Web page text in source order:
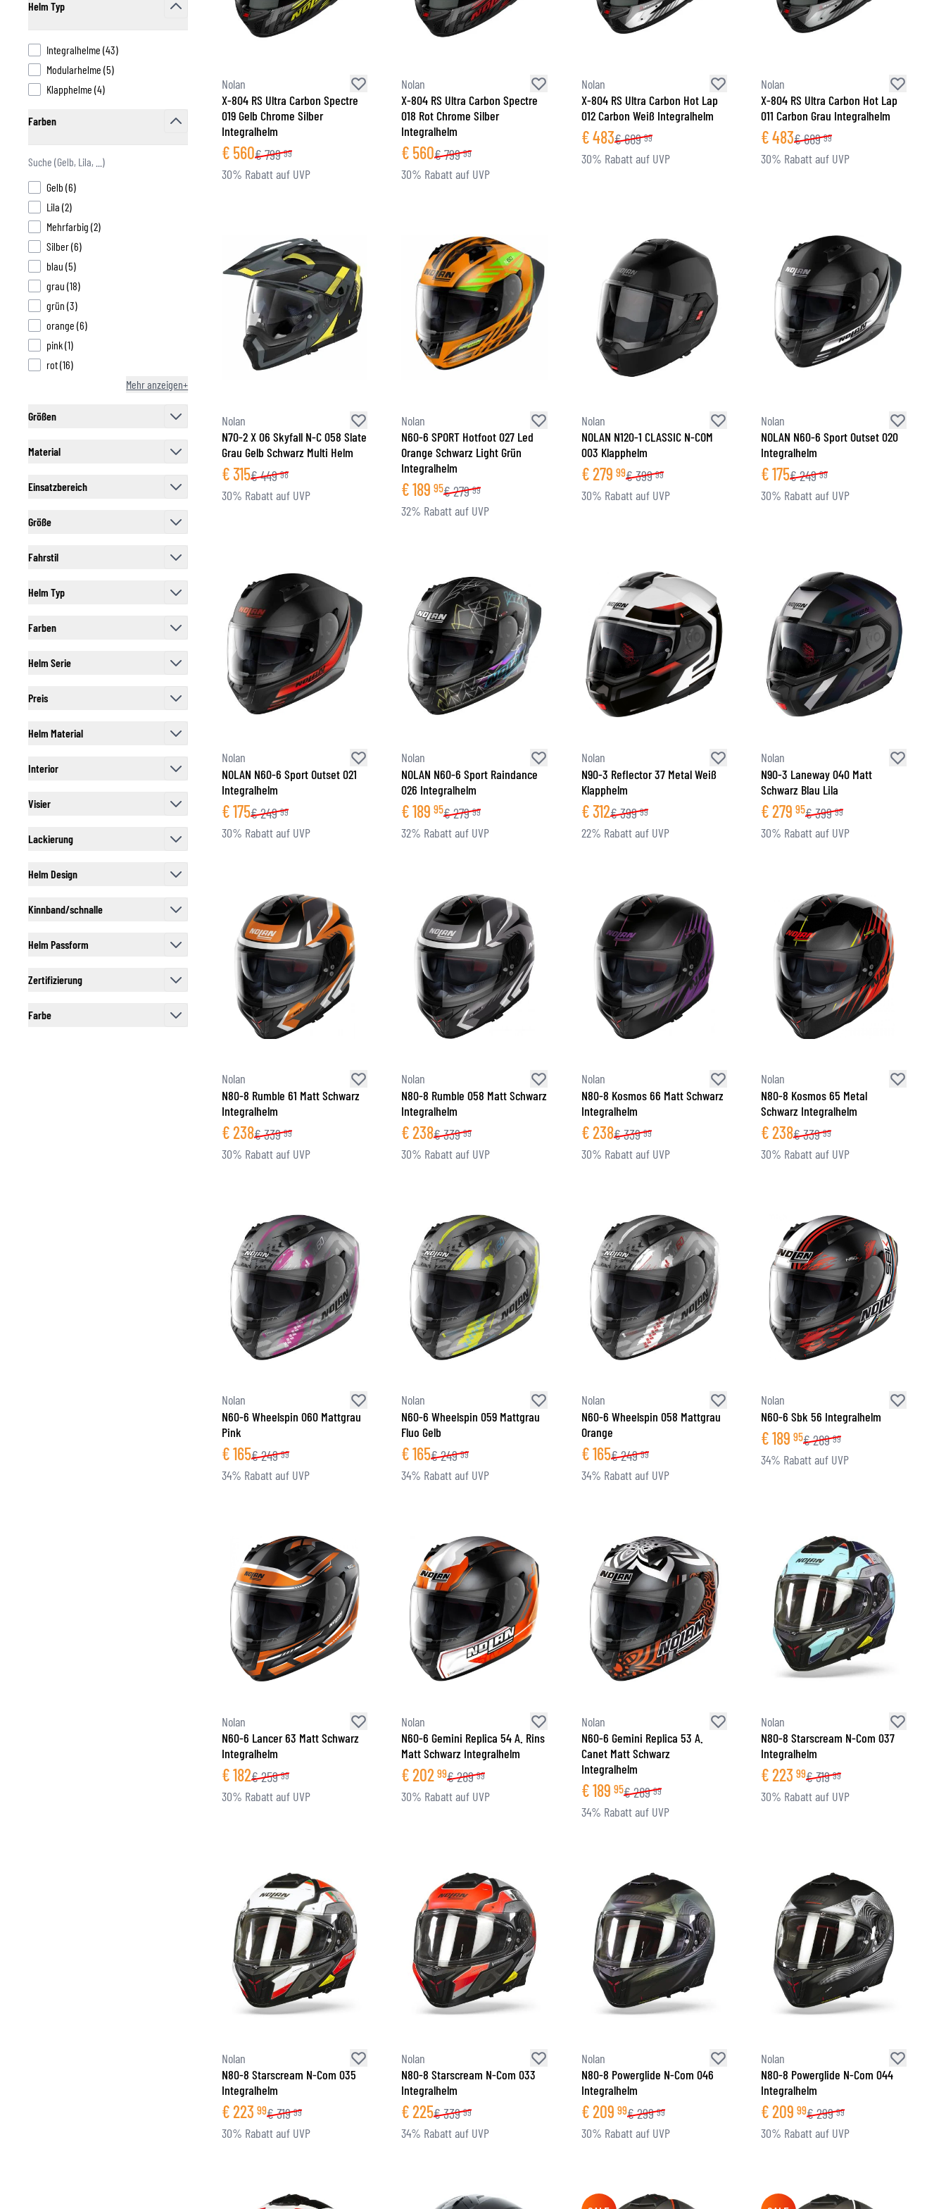
HELM ERSATZTEILE
BASISSCHICHT
MITTELSCHICHT
KOPFBEDECKUNG & MULTIFUNKTIONSTUCH
OBERKÖRPERSCHUTZ
UNTERKÖRPERSCHUTZ
MOTOCROSS PROTEKTOREN
TASCHEN
SCHUHWAREN
SOCKEN
Helm Typ
Integralhelme (43products available
)
Modularhelme (5products available
)
Klapphelme (4products available
)
Farben
Gelb (6products available
)
Lila (2products available
)
Mehrfarbig (2products available
)
Silber(6products available
)
blau (5products available
)
grau (18products available
)
grün (3products available
)
orange (6products available
)
pink(1products available
)
rot(16products available
)
Mehr anzeigen+
Größen
Material
Einsatzbereich
Größe
Fahrstil
Helm Typ
Farben
Helm Serie
Preis
Helm Material
Interior
Visier
Lackierung
Helm Design
Kinnband/schnalle
Helm Passform
Zertifizierung
Farbe
Nolan
X-804 RS Ultra Carbon Spectre
019 Gelb Chrome Silber
Integralhelm
€ 560€799 99
30% Rabatt auf UVP
Nolan
X-804 RS Ultra Carbon Spectre
018 Rot Chrome Silber
Integralhelm
€ 560€799 99
30% Rabatt auf UVP
Nolan
X-804 RS Ultra Carbon Hot Lap
012 Carbon Weiß Integralhelm
€483€689 99
30% Rabatt auf UVP
Nolan
X-804 RS Ultra Carbon Hot Lap
011 Carbon Grau Integralhelm
€483€689 99
30% Rabatt auf UVP
Nolan
N70-2 X 06 Skyfall N-C 058 Slate
Grau Gelb Schwarz Multi Helm
€315€449 98
30% Rabatt auf UVP
Nolan
N60-6 SPORT Hotfoot 027 Led
Orange Schwarz Light Grün
Integralhelm
€189 95€279 99
32% Rabatt auf UVP
Nolan
NOLAN N120-1 CLASSIC N-COM
003 Klapphelm
€279 99€399 99
30% Rabatt auf UVP
Nolan
NOLAN N60-6 Sport Outset 020
Integralhelm
€175€249 99
30% Rabatt auf UVP
Nolan
NOLAN N60-6 Sport Outset 021
Integralhelm
€175€249 99
30% Rabatt auf UVP
Nolan
NOLAN N60-6 Sport Raindance
026 Integralhelm
€189 95€279 99
32% Rabatt auf UVP
Nolan
N90-3 Reflector 37 Metal Weiß
Klapphelm
€312€399 99
22% Rabatt auf UVP
Nolan
N90-3 Laneway 040 Matt
Schwarz Blau Lila
€279 95€399 99
30% Rabatt auf UVP
Nolan
N80-8 Rumble 61 Matt Schwarz
Integralhelm
€238€339 99
30% Rabatt auf UVP
Nolan
N80-8 Rumble 058 Matt Schwarz
Integralhelm
€238€339 99
30% Rabatt auf UVP
Nolan
N80-8 Kosmos 66 Matt Schwarz
Integralhelm
€238€339 99
30% Rabatt auf UVP
Nolan
N80-8 Kosmos 65 Metal
Schwarz Integralhelm
€238€339 99
30% Rabatt auf UVP
Nolan
N60-6 Wheelspin 060 Mattgrau
Pink
€165€249 99
34% Rabatt auf UVP
Nolan
N60-6 Wheelspin 059 Mattgrau
Fluo Gelb
€165€249 99
34% Rabatt auf UVP
Nolan
N60-6 Wheelspin 058 Mattgrau
Orange
€165€249 99
34% Rabatt auf UVP
Nolan
N60-6 Sbk 56 Integralhelm
€189 95€289 99
34% Rabatt auf UVP
Nolan
N60-6 Lancer 63 Matt Schwarz
Integralhelm
€182€259 99
30% Rabatt auf UVP
Nolan
N60-6 Gemini Replica 54 A. Rins
Matt Schwarz Integralhelm
€202 99€289 99
30% Rabatt auf UVP
Nolan
N60-6 Gemini Replica 53 A.
Canet Matt Schwarz
Integralhelm
€189 95€289 99
34% Rabatt auf UVP
Nolan
N80-8 Starscream N-Com 037
Integralhelm
€223 99€319 99
30% Rabatt auf UVP
Nolan
N80-8 Starscream N-Com 035
Integralhelm
€223 99€319 99
30% Rabatt auf UVP
Nolan
N80-8 Starscream N-Com 033
Integralhelm
€225€339 99
34% Rabatt auf UVP
Nolan
N80-8 Powerglide N-Com 046
Integralhelm
€209 99€299 99
30% Rabatt auf UVP
Nolan
N80-8 Powerglide N-Com 044
Integralhelm
€209 99€299 99
30% Rabatt auf UVP